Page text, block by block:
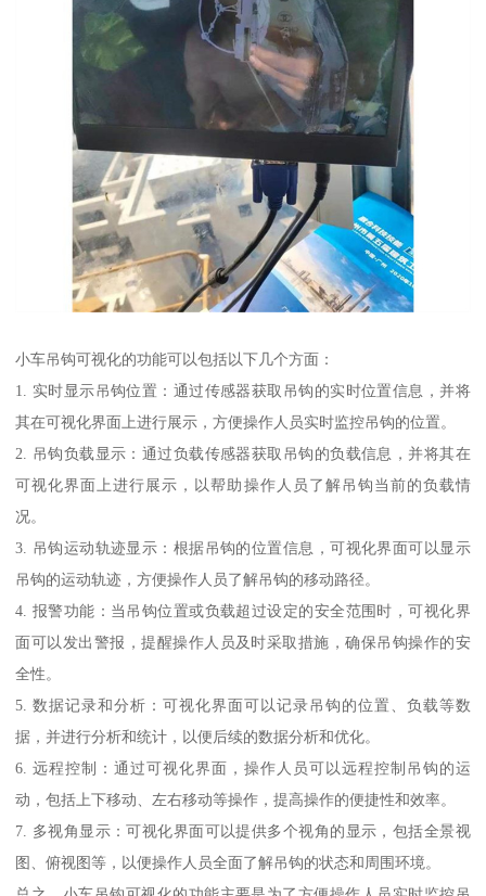
小车吊钩可视化的功能可以包括以下几个方面：
1. 实时显示吊钩位置：通过传感器获取吊钩的实时位置信息，并将
其在可视化界面上进行展示，方便操作人员实时监控吊钩的位置。
2. 吊钩负载显示：通过负载传感器获取吊钩的负载信息，并将其在
可视化界面上进行展示，以帮助操作人员了解吊钩当前的负载情
况。
3. 吊钩运动轨迹显示：根据吊钩的位置信息，可视化界面可以显示
吊钩的运动轨迹，方便操作人员了解吊钩的移动路径。
4. 报警功能：当吊钩位置或负载超过设定的安全范围时，可视化界
面可以发出警报，提醒操作人员及时采取措施，确保吊钩操作的安
全性。
5. 数据记录和分析：可视化界面可以记录吊钩的位置、负载等数
据，并进行分析和统计，以便后续的数据分析和优化。
6. 远程控制：通过可视化界面，操作人员可以远程控制吊钩的运
动，包括上下移动、左右移动等操作，提高操作的便捷性和效率。
7. 多视角显示：可视化界面可以提供多个视角的显示，包括全景视
图、俯视图等，以便操作人员全面了解吊钩的状态和周围环境。